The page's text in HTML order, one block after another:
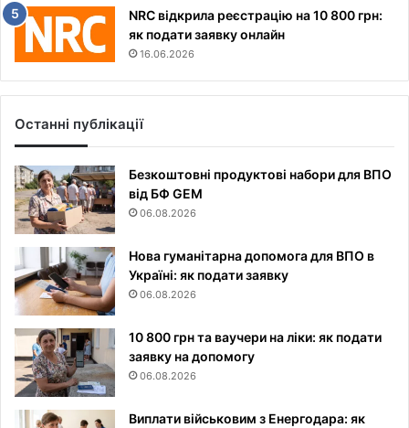
NRC відкрила реєстрацію на 10 800 грн:
як подати заявку онлайн
16.06.2026
Останні публікації
Безкоштовні продуктові набори для ВПО
від БФ GEM
06.08.2026
Нова гуманітарна допомога для ВПО в
Україні: як подати заявку
06.08.2026
10 800 грн та ваучери на ліки: як подати
заявку на допомогу
06.08.2026
Виплати військовим з Енергодара: як